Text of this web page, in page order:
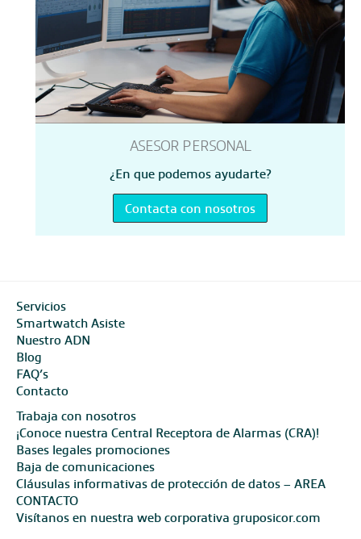
ASESOR PERSONAL
¿En que podemos ayudarte?
Contacta con nosotros
Servicios
Smartwatch Asiste
Nuestro ADN
Blog
FAQ’s
Contacto
Trabaja con nosotros
¡Conoce nuestra Central Receptora de Alarmas (CRA)!
Bases legales promociones
Baja de comunicaciones
Cláusulas informativas de protección de datos – AREA
CONTACTO
Visítanos en nuestra web corporativa gruposicor.com